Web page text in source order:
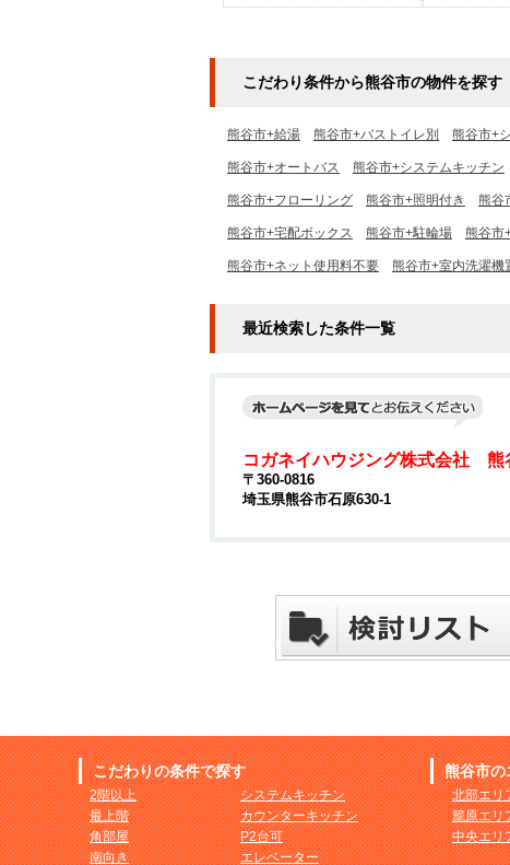
こだわり条件から熊谷市の物件を探す
熊谷市+給湯 熊谷市+バストイレ別 熊谷市+
熊谷市+オートバス 熊谷市+システムキッチン
熊谷市+フローリング 熊谷市+照明付き 熊谷
熊谷市+宅配ボックス 熊谷市+駐輪場 熊谷市
熊谷市+ネット使用料不要 熊谷市+室内洗濯機
最近検索した条件一覧
コガネイハウジング株式会社 熊
〒360-0816
埼玉県熊谷市石原630-1
こだわりの条件で探す
2階以上
最上階
角部屋
南向き
システムキッチン
カウンターキッチン
P2台可
エレベーター
熊谷市の
北部エリ
籠原エリ
中央エリ